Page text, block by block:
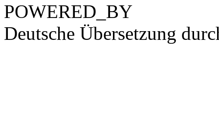
POWERED_BY
Deutsche Übersetzung